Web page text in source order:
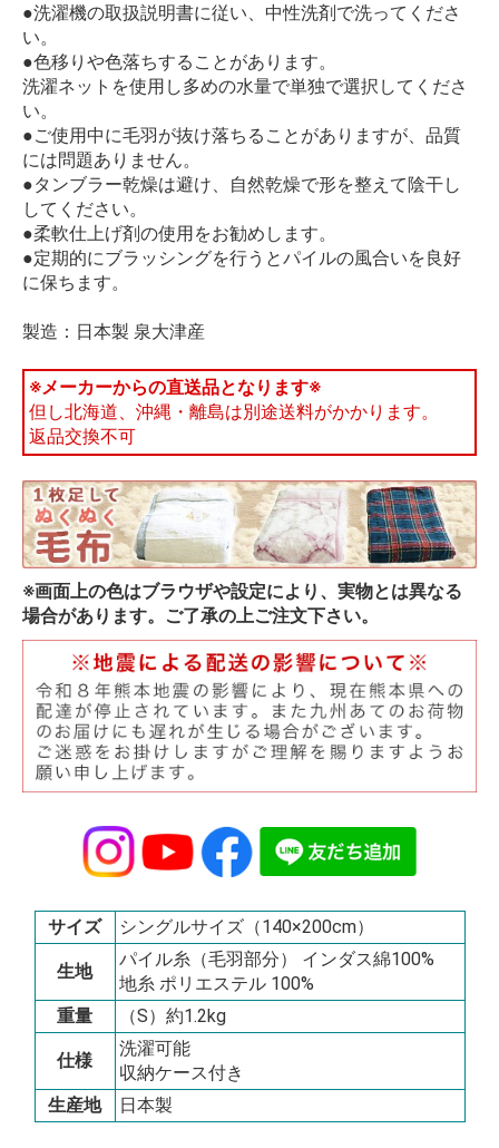
●洗濯機の取扱説明書に従い、中性洗剤で洗ってくださ
い。
●色移りや色落ちすることがあります。
洗濯ネットを使用し多めの水量で単独で選択してくださ
い。
●ご使用中に毛羽が抜け落ちることがありますが、品質
には問題ありません。
●タンブラー乾燥は避け、自然乾燥で形を整えて陰干し
してください。
●柔軟仕上げ剤の使用をお勧めします。
●定期的にブラッシングを行うとパイルの風合いを良好
に保ちます。
製造：日本製 泉大津産
※メーカーからの直送品となります※
但し北海道、沖縄・離島は別途送料がかかります。
返品交換不可
※画面上の色はブラウザや設定により、実物とは異なる
場合があります。ご了承の上ご注文下さい。
サイズ シングルサイズ（140×200cm）
生地
パイル糸（毛羽部分） インダス綿100%
地糸 ポリエステル 100%
重量
（S）約1.2kg
仕様
洗濯可能
収納ケース付き
生産地
日本製